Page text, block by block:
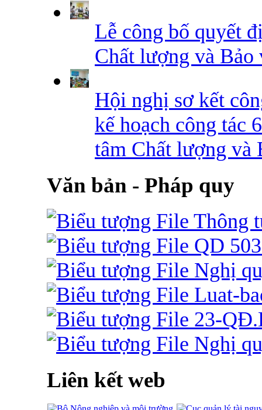
Lễ công bố quyết
Chất lượng và Bảo
Hội nghị sơ kết
kế hoạch công tác
tâm Chất lượng và
Văn bản - Pháp quy
Thông
QD
Nghị
Luat-
23-
Nghị
Liên kết web